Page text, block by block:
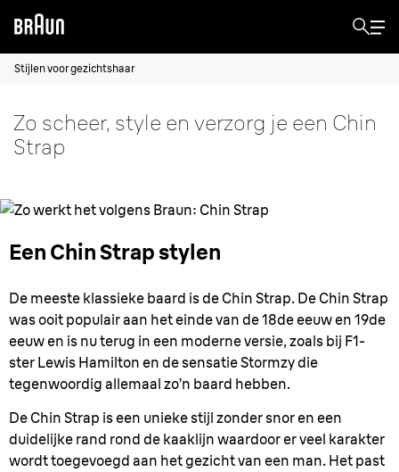
Stijlen voor gezichtshaar
Zo scheer, style en verzorg je een Chin
Strap
Een Chin Strap stylen
De meeste klassieke baard is de Chin Strap. De Chin Strap
was ooit populair aan het einde van de 18de eeuw en 19de
eeuw en is nu terug in een moderne versie, zoals bij F1-
ster Lewis Hamilton en de sensatie Stormzy die
tegenwoordig allemaal zo’n baard hebben.
De Chin Strap is een unieke stijl zonder snor en een
duidelijke rand rond de kaaklijn waardoor er veel karakter
wordt toegevoegd aan het gezicht van een man. Het past